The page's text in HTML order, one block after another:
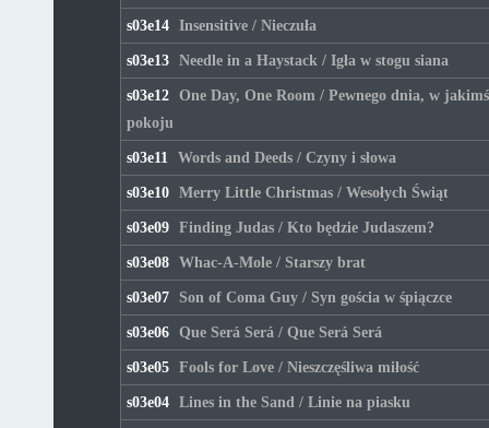
s03e14 Insensitive / Nieczuła
s03e13 Needle in a Haystack / Igła w stogu siana
s03e12 One Day, One Room / Pewnego dnia, w jakimś
pokoju
s03e11 Words and Deeds / Czyny i słowa
s03e10 Merry Little Christmas / Wesołych Świąt
s03e09 Finding Judas / Kto będzie Judaszem?
s03e08 Whac-A-Mole / Starszy brat
s03e07 Son of Coma Guy / Syn gościa w śpiączce
s03e06 Que Será Será / Que Será Será
s03e05 Fools for Love / Nieszczęśliwa miłość
s03e04 Lines in the Sand / Linie na piasku